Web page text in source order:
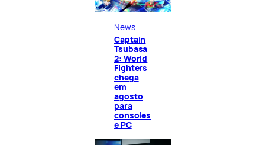
News
Captain
Tsubasa
2: World
Fighters
chega
em
agosto
para
consoles
e PC